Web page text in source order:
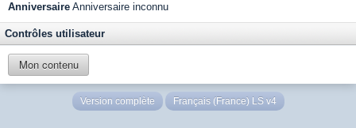
Anniversaire Anniversaire inconnu
Contrôles utilisateur
Mon contenu
Version complète Français (France) LS v4